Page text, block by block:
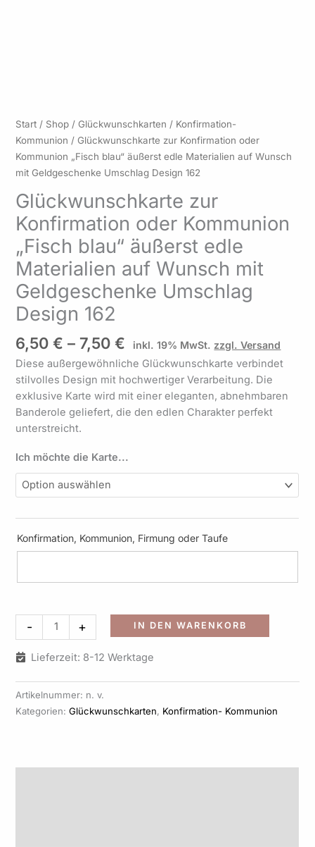
Start / Shop / Glückwunschkarten / Konfirmation-
Kommunion / Glückwunschkarte zur Konfirmation oder
Kommunion „Fisch blau“ äußerst edle Materialien auf Wunsch
mit Geldgeschenke Umschlag Design 162
Glückwunschkarte zur
Konfirmation oder Kommunion
„Fisch blau“ äußerst edle
Materialien auf Wunsch mit
Geldgeschenke Umschlag
Design 162
6,50€ – 7,50€
Preisspanne:
6,50 €
bis
7,50 €
inkl. 19% MwSt. zzgl. Versand
Diese außergewöhnliche Glückwunschkarte verbindet
stilvolles Design mit hochwertiger Verarbeitung. Die
exklusive Karte wird mit einer eleganten, abnehmbaren
Banderole geliefert, die den edlen Charakter perfekt
unterstreicht.
Ich möchte die Karte...
Konfirmation, Kommunion, Firmung oder Taufe
-
Glückwunschkarte
zur
Konfirmation
oder
"Fisch
blau"
äußerst
edle
Materialien
auf
Wunsch
mit
Umschlag
Design
162
Menge
+ IN DEN WARENKORB
Lieferzeit: 8-12 Werktage
Artikelnummer: n. v.
Kategorien:Glückwunschkarten, Konfirmation- Kommunion